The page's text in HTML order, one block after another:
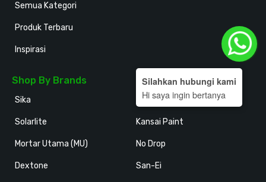
Semua Kategori
Produk Terbaru
Inspirasi
Shop By Brands
Sika
Solarlite
Mortar Utama (MU)
Dextone
Holodeck
Kansai Paint
No Drop
San-Ei
Silahkan hubungi kami
Hi saya ingin bertanya